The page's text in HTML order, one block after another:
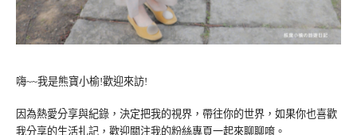
嗨~~我是熊寶小榆!歡迎來訪!
因為熱愛分享與紀錄，決定把我的視界，帶往你的世界，如果你也喜歡
我分享的生活扎記，歡迎關注我的粉絲專頁一起來聊聊唷。